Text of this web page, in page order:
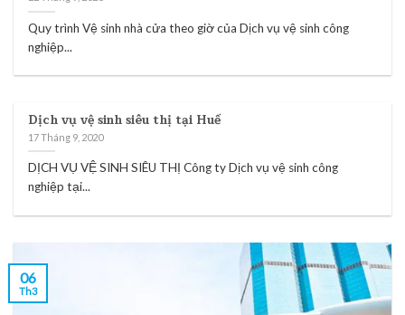
Quy trình Vệ sinh nhà cửa theo giờ của Dịch vụ vệ sinh công
nghiệp...
Dịch vụ vệ sinh siêu thị tại Huế
17 Tháng 9, 2020
DỊCH VỤ VỆ SINH SIÊU THỊ Công ty Dịch vụ vệ sinh công
nghiệp tại...
06
Th3